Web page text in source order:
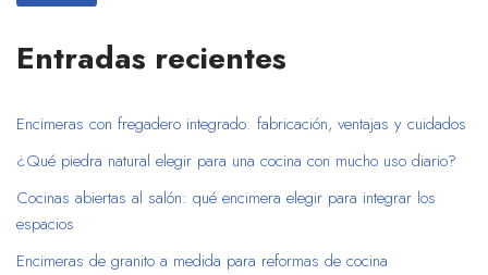
Entradas recientes
Encimeras con fregadero integrado: fabricación, ventajas y cuidados
¿Qué piedra natural elegir para una cocina con mucho uso diario?
Cocinas abiertas al salón: qué encimera elegir para integrar los
espacios
Encimeras de granito a medida para reformas de cocina